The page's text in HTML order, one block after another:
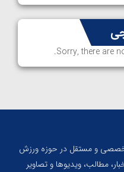
Sorry, there are
و مستقل در حوزه ورزش
مطالب، ویدیوها و تصاویر